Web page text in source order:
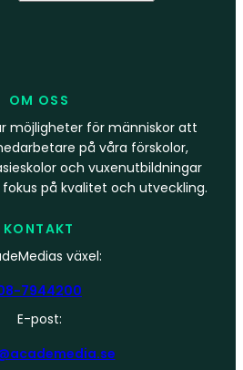
OM OSS
möjligheter för människor att
på våra förskolor,
och vuxenutbildningar
på kvalitet och utveckling.
KONTAKT
växel:
7944200
E-post: